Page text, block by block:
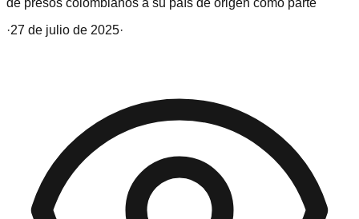
·27 de julio de 2025·